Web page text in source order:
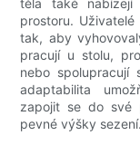
těla také nabízejí
prostoru.
tak, aby
pracují u stolu,
nebo spolupracují
adaptabilita
zapojit se do své
pevné výšky sezení.